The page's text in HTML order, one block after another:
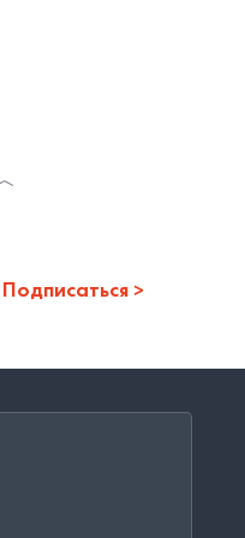
Подписаться